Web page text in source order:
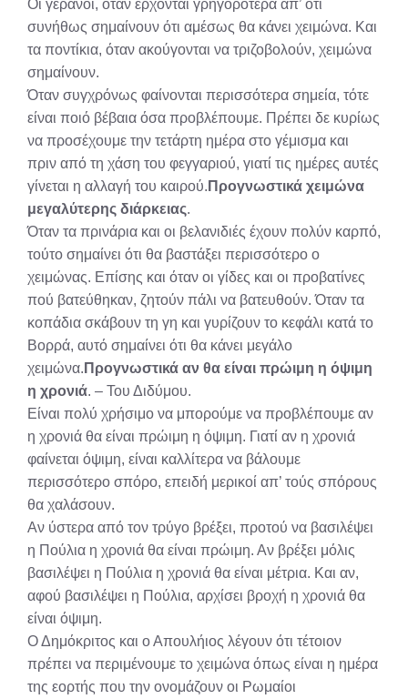
Οι γερανοί, όταν έρχονται γρηγορότερα απ’ ότι
συνήθως σημαίνουν ότι αμέσως θα κάνει χειμώνα. Και
τα ποντίκια, όταν ακούγονται να τριζοβολούν, χειμώνα
σημαίνουν.
Όταν συγχρόνως φαίνονται περισσότερα σημεία, τότε
είναι ποιό βέβαια όσα προβλέπουμε. Πρέπει δε κυρίως
να προσέχουμε την τετάρτη ημέρα στο γέμισμα και
πριν από τη χάση του φεγγαριού, γιατί τις ημέρες αυτές
γίνεται η αλλαγή του καιρού. Προγνωστικά χειμώνα
μεγαλύτερης διάρκειας.
Όταν τα πρινάρια και οι βελανιδιές έχουν πολύν καρπό,
τούτο σημαίνει ότι θα βαστάξει περισσότερο ο
χειμώνας. Επίσης και όταν οι γίδες και οι προβατίνες
πού βατεύθηκαν, ζητούν πάλι να βατευθούν. Όταν τα
κοπάδια σκάβουν τη γη και γυρίζουν το κεφάλι κατά το
Βορρά, αυτό σημαίνει ότι θα κάνει μεγάλο
χειμώνα. Προγνωστικά αν θα είναι πρώιμη η όψιμη
η χρονιά. – Του Διδύμου.
Είναι πολύ χρήσιμο να μπορούμε να προβλέπουμε αν
η χρονιά θα είναι πρώιμη η όψιμη. Γιατί αν η χρονιά
φαίνεται όψιμη, είναι καλλίτερα να βάλουμε
περισσότερο σπόρο, επειδή μερικοί απ’ τούς σπόρους
θα χαλάσουν.
Αν ύστερα από τον τρύγο βρέξει, προτού να βασιλέψει
η Πούλια η χρονιά θα είναι πρώιμη. Αν βρέξει μόλις
βασιλέψει η Πούλια η χρονιά θα είναι μέτρια. Και αν,
αφού βασιλέψει η Πούλια, αρχίσει βροχή η χρονιά θα
είναι όψιμη.
Ο Δημόκριτος και ο Απουλήιος λέγουν ότι τέτοιον
πρέπει να περιμένουμε το χειμώνα όπως είναι η ημέρα
της εορτής που την ονομάζουν οι Ρωμαίοι